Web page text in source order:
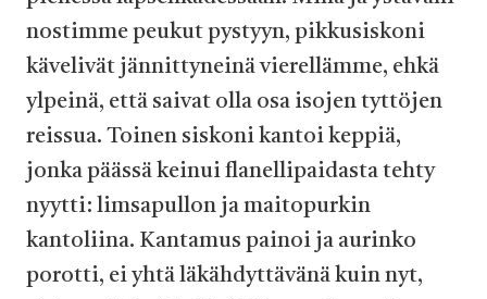
nostimme peukut pystyyn, pikkusiskoni
kävelivät jännittyneinä vierellämme, ehkä
ylpeinä, että saivat olla osa isojen tyttöjen
reissua. Toinen siskoni kantoi keppiä,
jonka päässä keinui flanellipaidasta tehty
nyytti: limsapullon ja maitopurkin
kantoliina. Kantamus painoi ja aurinko
porotti, ei yhtä läkähdyttävänä kuin nyt,